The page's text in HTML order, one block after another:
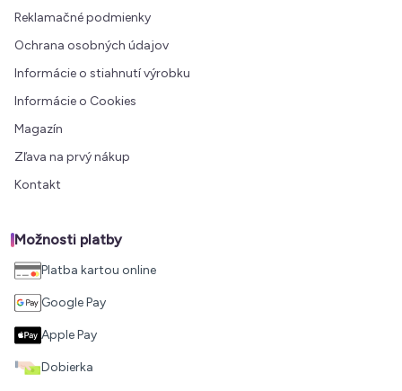
Reklamačné podmienky
Ochrana osobných údajov
Informácie o stiahnutí výrobku
Informácie o Cookies
Magazín
Zľava na prvý nákup
Kontakt
Možnosti platby
Platba kartou online
Google Pay
Apple Pay
Dobierka